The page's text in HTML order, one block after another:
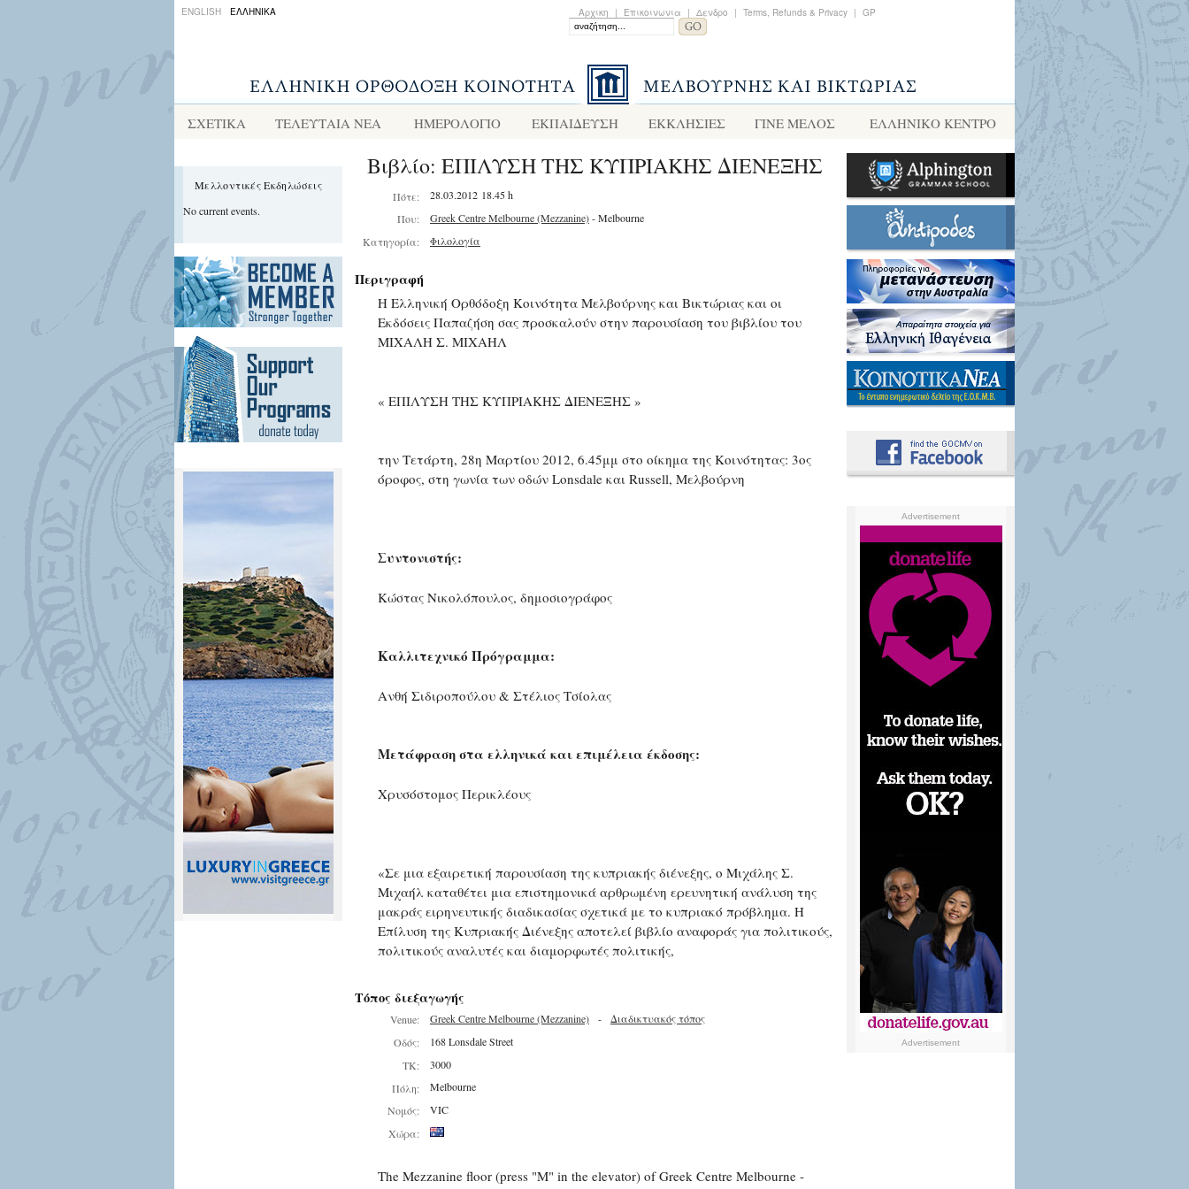
ENGLISH ΕΛΛΗΝΙΚΑ Αρχικη | Επικοινωνια | Δενδρο | Terms, Refunds & Privacy | GP
ΣΧΕΤΙΚΑ ΤΕΛΕΥΤΑΙΑ ΝΕΑ ΗΜΕΡΟΛΟΓΙΟ ΕΚΠΑΙΔΕΥΣΗ ΕΚΚΛΗΣΙΕΣ ΓΙΝΕ ΜΕΛΟΣ ΕΛΛΗΝΙΚΌ ΚΈΝΤΡΟ
Μελλοντικές Εκδηλώσεις
No current events.
Βιβλίο: ΕΠΙΛΥΣΗ ΤΗΣ ΚΥΠΡΙΑΚΗΣ ΔΙΕΝΕΞΗΣ
Πότε:
28.03.2012 18.45 h
Που:
Greek Centre Melbourne (Mezzanine)- Melbourne
Κατηγορία:
Φιλολογία
Περιγραφή
Η Ελληνική Ορθόδοξη Κοινότητα Μελβούρνης και Βικτώριας και οι
Εκδόσεις Παπαζήση σας προσκαλούν στην παρουσίαση του βιβλίου του
ΜΙΧΑΛΗ Σ. ΜΙΧΑΗΛ
« ΕΠΙΛΥΣΗ ΤΗΣ ΚΥΠΡΙΑΚΗΣ ΔΙΕΝΕΞΗΣ »
την Τετάρτη, 28η Μαρτίου 2012, 6.45μμ στο οίκημα της Κοινότητας: 3ος
όροφος, στη γωνία των οδών Lonsdale και Russell, Μελβούρνη
Συντονιστής:
Κώστας Νικολόπουλος, δημοσιογράφος
Καλλιτεχνικό Πρόγραμμα:
Ανθή Σιδιροπούλου & Στέλιος Τσίολας
Μετάφραση στα ελληνικά και επιμέλεια έκδοσης:
Χρυσόστομος Περικλέους
«Σε μια εξαιρετική παρουσίαση της κυπριακής διένεξης, ο Μιχάλης Σ.
Μιχαήλ καταθέτει μια επιστημονικά αρθρωμένη ερευνητική ανάλυση της
μακράς ειρηνευτικής διαδικασίας σχετικά με το κυπριακό πρόβλημα. Η
Επίλυση της Κυπριακής Διένεξης αποτελεί βιβλίο αναφοράς για πολιτικούς,
πολιτικούς αναλυτές και διαμορφωτές πολιτικής,
Τόπος διεξαγωγής
Venue: Greek Centre Melbourne (Mezzanine) - Διαδικτυακός τόπος
Οδός:
168 Lonsdale Street
ΤΚ:
3000
Πόλη:
Melbourne
Νομός:
VIC
Χώρα:
The Mezzanine floor (press "M" in the elevator) of Greek Centre Melbourne -
Advertisement
Advertisement